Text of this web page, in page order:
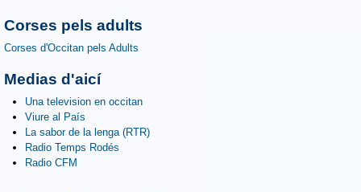
Corses pels adults
Corses d'Occitan pels Adults
Medias d'aicí
Una television en occitan
Viure al País
La sabor de la lenga (RTR)
Radio Temps Rodés
Radio CFM